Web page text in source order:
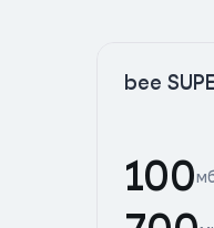
bee
100